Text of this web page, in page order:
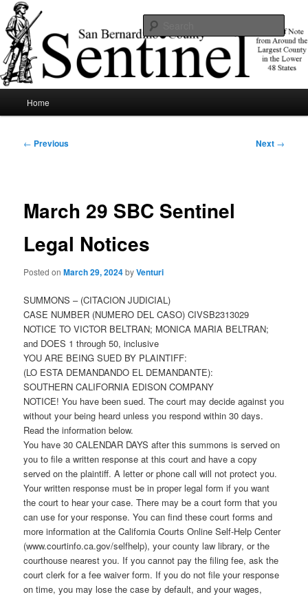
Skip
to
primary
contentSBCSentinel
News of note from around the largest county in the lower 48 states.
Home
Post
← Previous Next →
March 29 SBC Sentinel
Legal Notices
Posted onMarch 29, 2024byVenturi
SUMMONS – (CITACION JUDICIAL)
CASE NUMBER (NUMERO DEL CASO) CIVSB2313029
NOTICE TO VICTOR BELTRAN; MONICA MARIA BELTRAN;
and DOES 1 through 50, inclusive
YOU ARE BEING SUED BY PLAINTIFF:
(LO ESTA DEMANDANDO EL DEMANDANTE):
SOUTHERN CALIFORNIA EDISON COMPANY
NOTICE! You have been sued. The court may decide against you
without your being heard unless you respond within 30 days.
Read the information below.
You have 30 CALENDAR DAYS after this summons is served on
you to file a written response at this court and have a copy
served on the plaintiff. A letter or phone call will not protect you.
Your written response must be in proper legal form if you want
the court to hear your case. There may be a court form that you
can use for your response. You can find these court forms and
more information at the California Courts Online Self-Help Center
(www.courtinfo.ca.gov/selfhelp), your county law library, or the
courthouse nearest you. If you cannot pay the filing fee, ask the
court clerk for a fee waiver form. If you do not file your response
on time, you may lose the case by default, and your wages,